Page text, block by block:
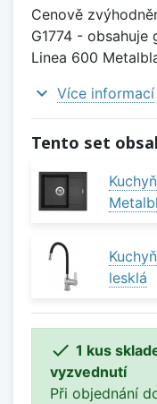
Cenově
G1774 -
Linea 600
expand_more Více informací
Tento set
lesklá
 1 kus
vyzvednutí
Při objednání